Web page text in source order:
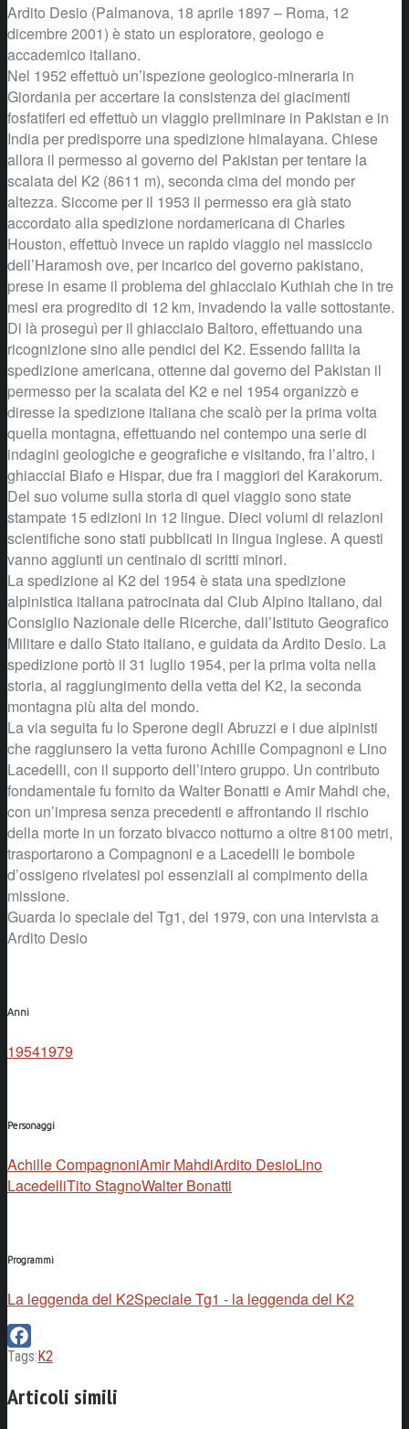
Ardito Desio (Palmanova, 18 aprile 1897 – Roma, 12
dicembre 2001) è stato un esploratore, geologo e
accademico italiano.
Nel 1952 effettuò un’ispezione geologico-mineraria in
Giordania per accertare la consistenza dei giacimenti
fosfatiferi ed effettuò un viaggio preliminare in Pakistan e in
India per predisporre una spedizione himalayana. Chiese
allora il permesso al governo del Pakistan per tentare la
scalata del K2 (8611 m), seconda cima del mondo per
altezza. Siccome per il 1953 il permesso era già stato
accordato alla spedizione nordamericana di Charles
Houston, effettuò invece un rapido viaggio nel massiccio
dell’Haramosh ove, per incarico del governo pakistano,
prese in esame il problema del ghiacciaio Kuthiah che in tre
mesi era progredito di 12 km, invadendo la valle sottostante.
Di là proseguì per il ghiacciaio Baltoro, effettuando una
ricognizione sino alle pendici del K2. Essendo fallita la
spedizione americana, ottenne dal governo del Pakistan il
permesso per la scalata del K2 e nel 1954 organizzò e
diresse la spedizione italiana che scalò per la prima volta
quella montagna, effettuando nel contempo una serie di
indagini geologiche e geografiche e visitando, fra l’altro, i
ghiacciai Biafo e Hispar, due fra i maggiori del Karakorum.
Del suo volume sulla storia di quel viaggio sono state
stampate 15 edizioni in 12 lingue. Dieci volumi di relazioni
scientifiche sono stati pubblicati in lingua inglese. A questi
vanno aggiunti un centinaio di scritti minori.
La spedizione al K2 del 1954 è stata una spedizione
alpinistica italiana patrocinata dal Club Alpino Italiano, dal
Consiglio Nazionale delle Ricerche, dall’Istituto Geografico
Militare e dallo Stato italiano, e guidata da Ardito Desio. La
spedizione portò il 31 luglio 1954, per la prima volta nella
storia, al raggiungimento della vetta del K2, la seconda
montagna più alta del mondo.
La via seguita fu lo Sperone degli Abruzzi e i due alpinisti
che raggiunsero la vetta furono Achille Compagnoni e Lino
Lacedelli, con il supporto dell’intero gruppo. Un contributo
fondamentale fu fornito da Walter Bonatti e Amir Mahdi che,
con un’impresa senza precedenti e affrontando il rischio
della morte in un forzato bivacco notturno a oltre 8100 metri,
trasportarono a Compagnoni e a Lacedelli le bombole
d’ossigeno rivelatesi poi essenziali al compimento della
missione.
Guarda lo speciale del Tg1, del 1979, con una intervista a
Ardito Desio
Anni
19541979
Personaggi
Achille CompagnoniAmir MahdiArdito DesioLino
LacedelliTito StagnoWalter Bonatti
Programmi
La leggenda del K2Speciale Tg1 - la leggenda del K2
Facebook
Tags:K2
Articoli simili